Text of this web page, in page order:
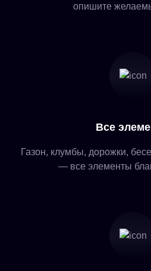
опишите
Все
Газон, клумбы, дорожки,
— все элементы